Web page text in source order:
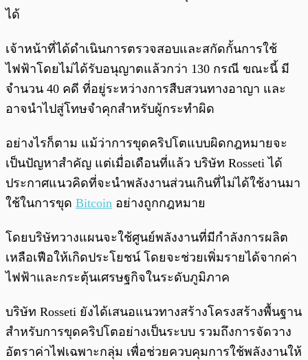
ได้
เจ้าหน้าที่ได้ดำเนินการตรวจสอบและสกัดกั้นการใช้
ไฟฟ้าโดยไม่ได้รับอนุญาตแล้วกว่า 130 กรณี ขณะนี้ มี
จำนวน 40 คดี ที่อยู่ระหว่างการสืบสวนทางอาญา และ
อาจนำไปสู่โทษจำคุกสำหรับผู้กระทำผิด
อย่างไรก็ตาม แม้ว่าการขุดคริปโตแบบผิดกฎหมายจะ
เป็นปัญหาสำคัญ แต่เมื่อเดือนที่แล้ว บริษัท Rosseti ได้
ประกาศแนวคิดที่จะนำพลังงานส่วนเกินที่ไม่ได้ใช้งานมา
ใช้ในการขุด Bitcoin อย่างถูกกฎหมาย
โดยบริษัทวางแผนจะใช้ศูนย์พลังงานที่มีกำลังการผลิต
เหลือเฟือให้เกิดประโยชน์ โดยจะช่วยเพิ่มรายได้จากค่า
ไฟฟ้าและกระตุ้นเศรษฐกิจในระดับภูมิภาค
บริษัท Rosseti ยังได้เสนอแนวทางสร้างโครงสร้างพื้นฐาน
สำหรับการขุดคริปโตอย่างเป็นระบบ รวมถึงการจัดวาง
อัตราค่าไฟเฉพาะกลุ่ม เพื่อช่วยควบคุมการใช้พลังงานให้